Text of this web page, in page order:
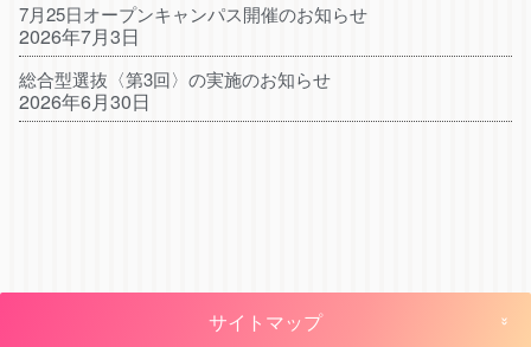
7月25日オープンキャンパス開催のお知らせ
2026年7月3日
総合型選抜〈第3回〉の実施のお知らせ
2026年6月30日
サイトマップ